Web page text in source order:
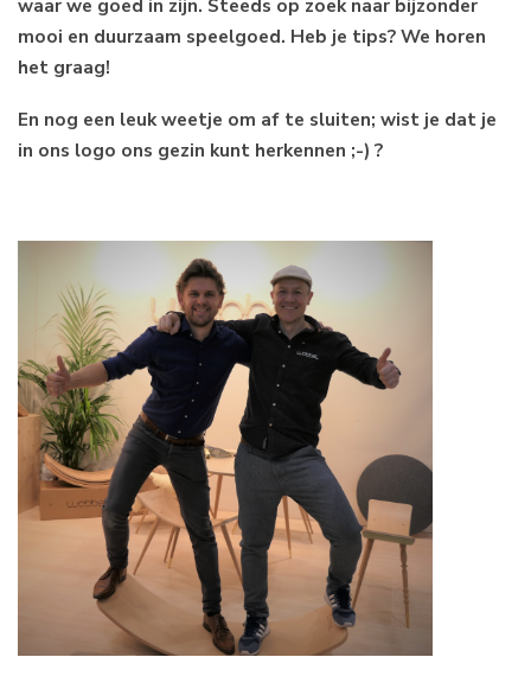
waar we goed in zijn. Steeds op zoek naar bijzonder
mooi en duurzaam speelgoed. Heb je tips? We horen
het graag!
En nog een leuk weetje om af te sluiten; wist je dat je
in ons logo ons gezin kunt herkennen ;-) ?